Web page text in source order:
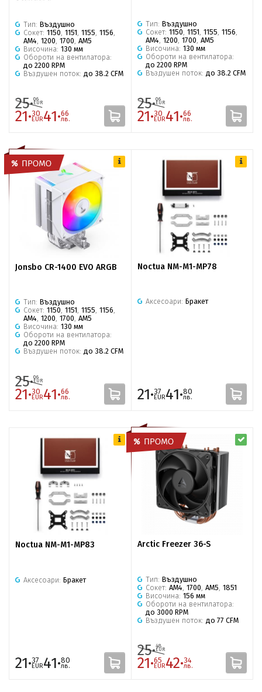
Тип: Въздушно
Сокет: 1150 1151 1155 1156
AM4 1200 1700 AM5
Височина: 130 мм
Обороти на вентилатора:
до 2200 RPM
Въздушен поток: до 38.2 CFM
25·06
EUR
21·30
EUR41·66
лв.
Тип: Въздушно
Сокет: 1150 1151 1155 1156
AM4 1200 1700 AM5
Височина: 130 мм
Обороти на вентилатора:
до 2200 RPM
Въздушен поток: до 38.2 CFM
25·06
EUR
21·30
EUR41·66
лв.
Jonsbo CR-1400 EVO ARGB
Тип: Въздушно
Сокет: 1150, 1151, 1155, 1156,
AM4, 1200, 1700, AM5
Височина: 130 мм
Обороти на вентилатора:
до 2200 RPM
Въздушен поток: до 38.2 CFM
25·06
EUR
21·30
EUR41·66
лв.
Noctua NM-M1-MP78
Аксесоари: Бракет
21·37
EUR41·80
лв.
Noctua NM-M1-MP83
Аксесоари: Бракет
21·37
EUR41·80
лв.
Arctic Freezer 36-S
Тип: Въздушно
Сокет: AM4 1700 AM5 1851
Височина: 156 мм
Обороти на вентилатора:
до 3000 RPM
Въздушен поток: до 77 CFM
25·48
EUR
21·65
EUR42·34
лв.